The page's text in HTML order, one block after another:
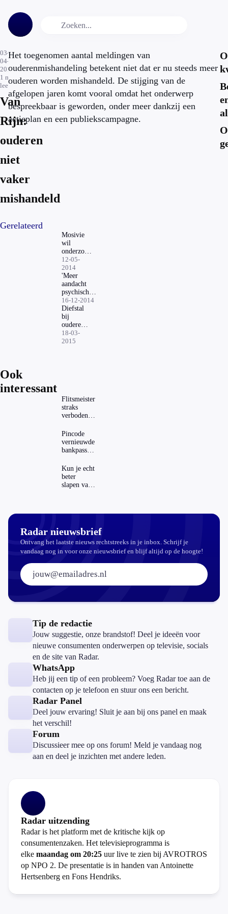
03-
04-
2015
1 min.
leestijd
Van
Rijn:
ouderen
niet
vaker
mishandeld
Het toegenomen aantal meldingen van
ouderenmishandeling betekent niet dat er nu steeds meer
ouderen worden mishandeld. De stijging van de
afgelopen jaren komt vooral omdat het onderwerp
bespreekbaar is geworden, onder meer dankzij een
actieplan en een publiekscampagne.
Gerelateerd
Mosivie
wil
onderzoek
ontspoorde
mantelzorg
12-05-
2014
'Meer
aandacht
psychische
schade
slachtoffers'
16-12-2014
Diefstal
bij
ouderen
vaak
door
18-03-
2015
Ook
interessant
Flitsmeister
straks
verboden?
regels in
Nederland
en het
buitenland
Pincode
vernieuwde
bankpassen
ING-app:
is dat wel
veilig?
Kun je echt
beter
slapen van
Radar nieuwsbrief
Ontvang het laatste nieuws rechtstreeks in je inbox. Schrijf je
vandaag nog in voor onze nieuwsbrief en blijf altijd op de hoogte!
E-mailadres:
Tip de redactie
Jouw suggestie, onze brandstof! Deel je ideeën voor
nieuwe consumenten onderwerpen op televisie, socials
en de site van Radar.
WhatsApp
Heb jij een tip of een probleem? Voeg Radar toe aan de
contacten op je telefoon en stuur ons een bericht.
Radar Panel
Deel jouw ervaring! Sluit je aan bij ons panel en maak
het verschil!
Forum
Discussieer mee op ons forum! Meld je vandaag nog
aan en deel je inzichten met andere leden.
Radar uitzending
Radar is het platform met de kritische kijk op
consumentenzaken. Het televisieprogramma is
elke maandag om 20:25 uur live te zien bij AVROTROS
op NPO 2. De presentatie is in handen van Antoinette
Hertsenberg en Fons Hendriks.